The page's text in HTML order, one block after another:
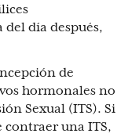
día después,
de
hormonales no
Sexual (ITS). Si
contraer una ITS,